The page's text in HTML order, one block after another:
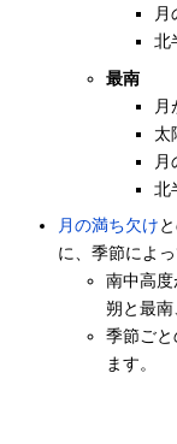
月
北
最南
月
太
月
北
月の満ち欠け
に、季節によ
南中高
朔と最南
季節ご
ます。